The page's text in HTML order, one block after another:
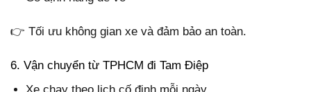
👉 Tối ưu không gian xe và đảm bảo an toàn.
6. Vận chuyển từ TPHCM đi Tam Điệp